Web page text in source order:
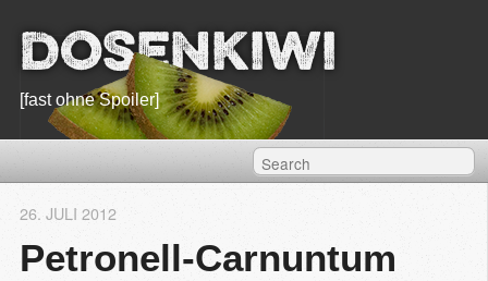
Dosenkiwi
[fast ohne Spoiler]
Petronell-Carnuntum
26. JULI 2012